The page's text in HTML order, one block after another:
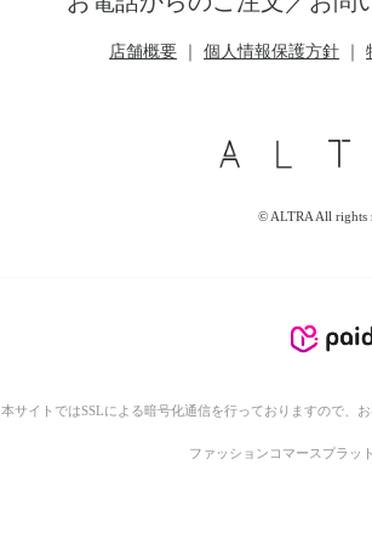
店舗概要 個人情報保護方針
© ALTRA All rights
本サイトではSSLによる暗号化通信を行っておりますので、
ファッションコマースプラッ